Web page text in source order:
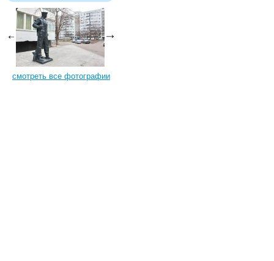
смотреть все фотографии